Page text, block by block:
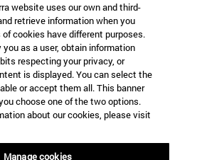
website uses our own and third-
retrieve information when you
cookies have different purposes.
as a user, obtain information
respecting your privacy, or
is displayed. You can select the
or accept them all. This banner
choose one of the two options.
about our cookies, please visit
Manage cookies